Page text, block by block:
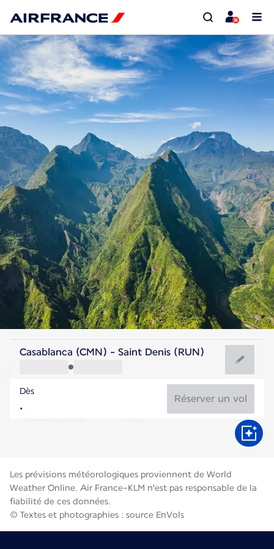
Reunion
Saint Denis
Reunion
Casablanca (CMN) - Saint Denis (RUN)
Dès
Réserver un vol
Les prévisions météorologiques proviennent de World
Weather Online. Air France-KLM n'est pas responsable de la
fiabilité de ces données.
© Textes et photographies : source EnVols